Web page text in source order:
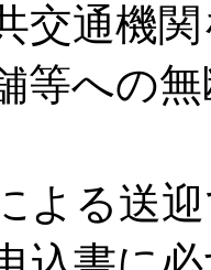
交通機
等への
よる送